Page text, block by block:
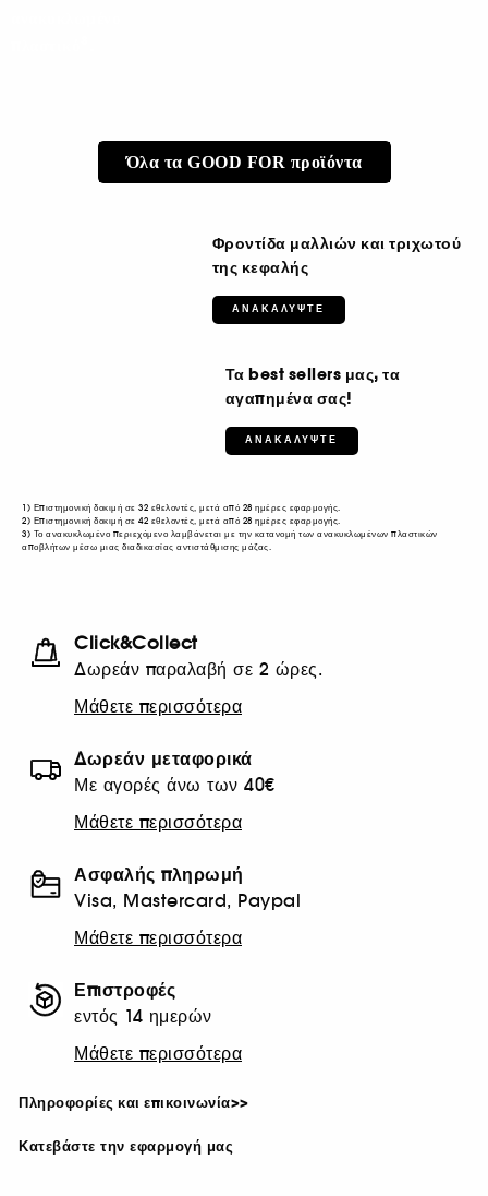
Όλα τα GOOD FOR προϊόντα
Φροντίδα μαλλιών και τριχωτού
της κεφαλής
ΑΝΑΚΑΛΥΨΤΕ
Τα best sellers μας, τα
αγαπημένα σας!
ΑΝΑΚΑΛΥΨΤΕ
1) Επιστημονική δοκιμή σε 32 εθελοντές, μετά από 28 ημέρες εφαρμογής.
2) Επιστημονική δοκιμή σε 42 εθελοντές, μετά από 28 ημέρες εφαρμογής.
3) Το ανακυκλωμένο περιεχόμενο λαμβάνεται με την κατανομή των ανακυκλωμένων πλαστικών
αποβλήτων μέσω μιας διαδικασίας αντιστάθμισης μάζας.
Click&Collect
Δωρεάν παραλαβή σε 2 ώρες.
Μάθετε περισσότερα
Δωρεάν μεταφορικά
Με αγορές άνω των 40€
Μάθετε περισσότερα
Ασφαλής πληρωμή
Visa, Mastercard, Paypal
Μάθετε περισσότερα
Επιστροφές
εντός 14 ημερών
Μάθετε περισσότερα
Πληροφορίες και επικοινωνία>>
Κατεβάστε την εφαρμογή μας